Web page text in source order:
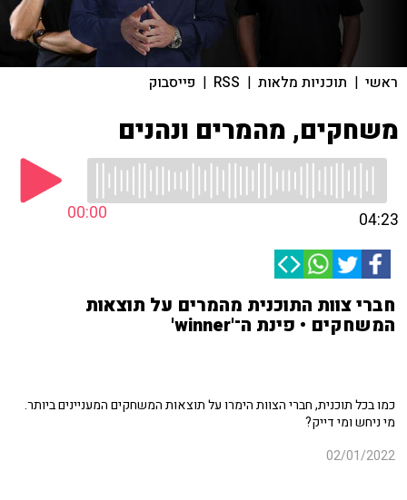
ראשי | תוכניות מלאות |
RSS
| פייסבוק
משחקים, מהמרים ונהנים
00:00 04:23
חברי צוות התוכנית מהמרים על תוצאות
המשחקים • פינת ה־'winner'
כמו בכל תוכנית, חברי הצוות הימרו על תוצאות המשחקים המעניינים ביותר.
מי ניחש ומי דייק?
02/01/2022